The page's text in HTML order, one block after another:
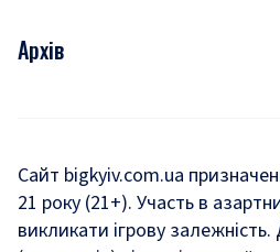
Архів
Комуналка
Сайт bigkyiv.com.ua
21 року (21+). Участь в
викликати ігрову